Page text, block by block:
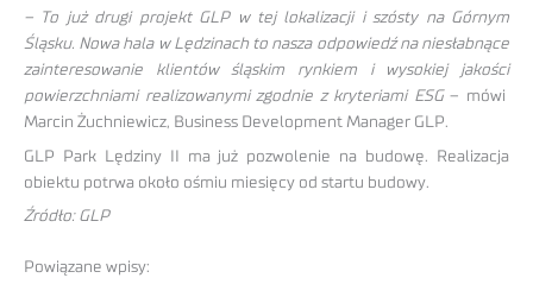
– To już drugi projekt GLP w tej lokalizacji i szósty na Górnym
Śląsku. Nowa hala w Lędzinach to nasza odpowiedź na niesłabnące
zainteresowanie klientów śląskim rynkiem i wysokiej jakości
powierzchniami realizowanymi zgodnie z kryteriami ESG– mówi
Marcin Żuchniewicz, Business Development Manager GLP.
GLP Park Lędziny II ma już pozwolenie na budowę. Realizacja
obiektu potrwa około ośmiu miesięcy od startu budowy.
Źródło: GLP
Powiązane wpisy: